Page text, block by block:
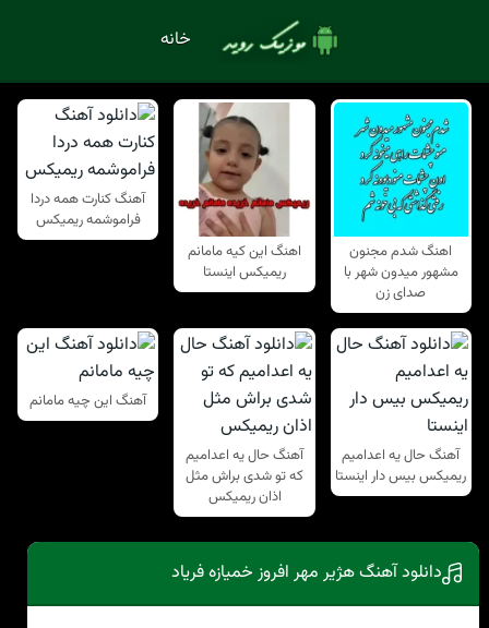
خانه
اهنگ شدم مجنون
مشهور میدون شهر با
صدای زن
اهنگ این کیه مامانم
ریمیکس اینستا
آهنگ کنارت همه دردا
فراموشمه ریمیکس
آهنگ حال یه اعدامیم
ریمیکس بیس دار اینستا
آهنگ حال یه اعدامیم
که تو شدی براش مثل
اذان ریمیکس
آهنگ این چیه مامانم
دانلود آهنگ هژیر مهر افروز خمیازه فریاد